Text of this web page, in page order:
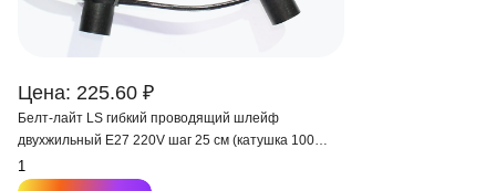
Цена: 225.60 ₽
Белт-лайт LS гибкий проводящий шлейф
двухжильный Е27 220V шаг 25 см (катушка 100
метров) IP 65